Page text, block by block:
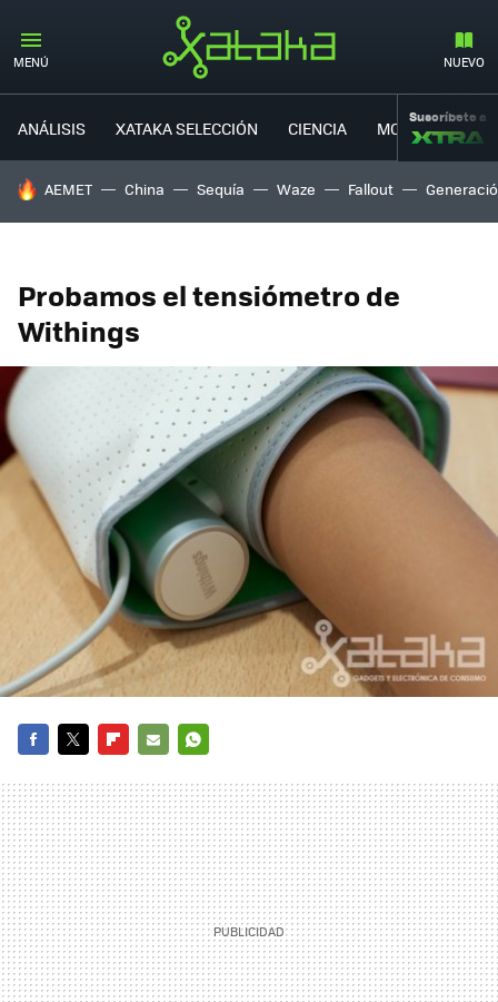
MENÚ NUEVO
ANÁLISIS XATAKA SELECCIÓN CIENCIA MOVILIDAD
Suscríbete a
HOY SE HABLA DE
AEMET China Sequía Waze Fallout
Probamos el tensiómetro de
Withings
MAIL